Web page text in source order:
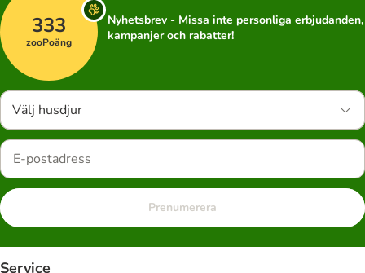
333
zooPoäng
Nyhetsbrev - Missa inte personliga erbjudanden,
kampanjer och rabatter!
Välj husdjur
Prenumerera
Service